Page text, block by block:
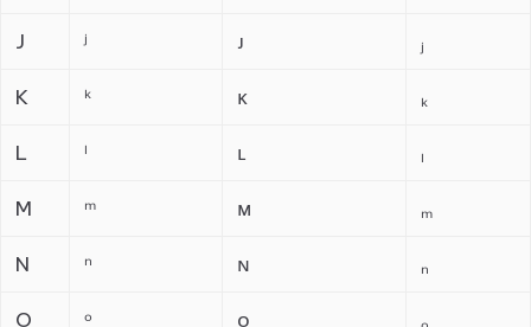
J ʲ ᴊ ⱼ
K ᵏ ᴋ ₖ
L ˡ ʟ ₗ
M ᵐ ᴍ ₘ
N ⁿ ɴ ₙ
O ᵒ ᴏ ₒ